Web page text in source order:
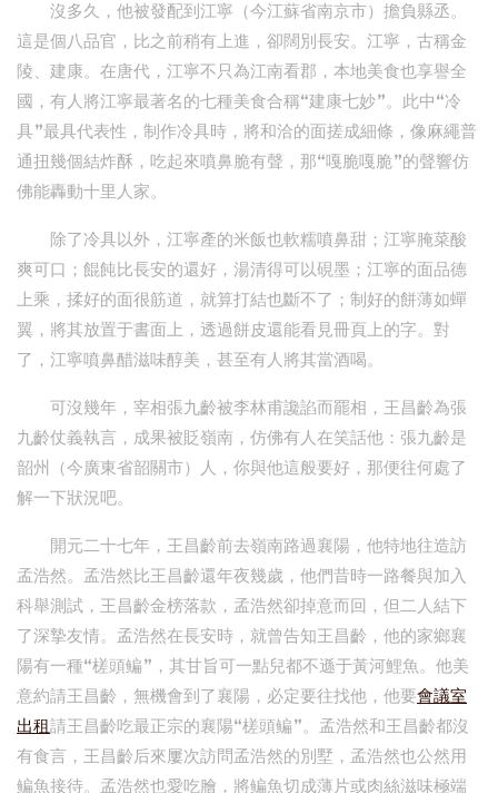
沒多久，他被發配到江寧（今江蘇省南京市）擔負縣丞。
這是個八品官，比之前稍有上進，卻闊別長安。江寧，古稱金
陵、建康。在唐代，江寧不只為江南看郡，本地美食也享譽全
國，有人將江寧最著名的七種美食合稱“建康七妙”。此中“冷
具”最具代表性，制作冷具時，將和洽的面搓成細條，像麻繩普
通扭幾個結炸酥，吃起來噴鼻脆有聲，那“嘎脆嘎脆”的聲響仿
佛能轟動十里人家。
除了冷具以外，江寧產的米飯也軟糯噴鼻甜；江寧腌菜酸
爽可口；餛飩比長安的還好，湯清得可以硯墨；江寧的面品德
上乘，揉好的面很筋道，就算打結也斷不了；制好的餅薄如蟬
翼，將其放置于書面上，透過餅皮還能看見冊頁上的字。對
了，江寧噴鼻醋滋味醇美，甚至有人將其當酒喝。
可沒幾年，宰相張九齡被李林甫讒諂而罷相，王昌齡為張
九齡仗義執言，成果被貶嶺南，仿佛有人在笑話他：張九齡是
韶州（今廣東省韶關市）人，你與他這般要好，那便往何處了
解一下狀況吧。
開元二十七年，王昌齡前去嶺南路過襄陽，他特地往造訪
孟浩然。孟浩然比王昌齡還年夜幾歲，他們昔時一路餐與加入
科舉測試，王昌齡金榜落款，孟浩然卻掉意而回，但二人結下
了深摯友情。孟浩然在長安時，就曾告知王昌齡，他的家鄉襄
陽有一種“槎頭鳊”，其甘旨可一點兒都不遜于黃河鯉魚。他美
意約請王昌齡，無機會到了襄陽，必定要往找他，他要會議室
出租請王昌齡吃最正宗的襄陽“槎頭鳊”。孟浩然和王昌齡都沒
有食言，王昌齡后來屢次訪問孟浩然的別墅，孟浩然也公然用
鳊魚接待。孟浩然也愛吃膾，將鳊魚切成薄片或肉絲滋味極端